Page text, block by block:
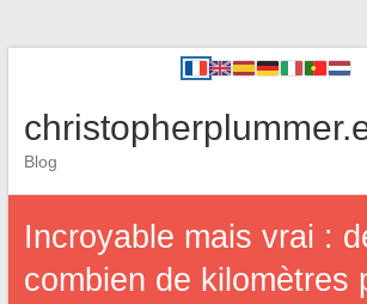
Blog
Incroyable mais vrai :
combien de kilomètres